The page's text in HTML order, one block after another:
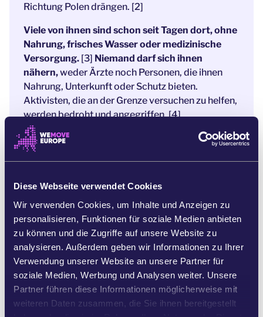
Diese Webseite verwendet Cookies
Wir verwenden Cookies, um Inhalte und Anzeigen zu
personalisieren, Funktionen für soziale Medien anbieten
zu können und die Zugriffe auf unsere Website zu
analysieren. Außerdem geben wir Informationen zu Ihrer
Verwendung unserer Website an unsere Partner für
soziale Medien, Werbung und Analysen weiter. Unsere
Partner führen diese Informationen möglicherweise mit
weiteren Daten zusammen, die Sie ihnen bereitgestellt
Richtung Polen drängen. [2]
Viele von ihnen sind schon seit Tagen dort, ohne
Nahrung, frisches Wasser oder medizinische
Versorgung. [3] Niemand darf sich ihnen
nähern,weder Ärzte noch Personen, die ihnen
Nahrung, Unterkunft oder Schutz bieten.
Aktivisten, die an der Grenze versuchen zu helfen,
werden bedroht und angegriffen. [4]
Und während sich unsere Staatsoberhäupter
zurücklehnen und zusehen, wie sich diese
die sie dazu bringen könnte, sich für das Richtige
aus dem gesamten Kontinent.
Die Augen der Öffentlichkeit sind gerade voll und
ganz auf diese Krise gerichtet.Alle
Nachrichtensender und Zeitungen berichten.
Wenn wir als Zivilgesellschaft allerdings
schweigen, werden die EU-Politiker*innen denken,